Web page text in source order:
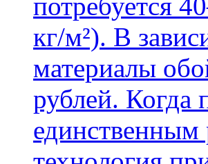
потребуется
кг/м²). В
материалы
рублей. Когда